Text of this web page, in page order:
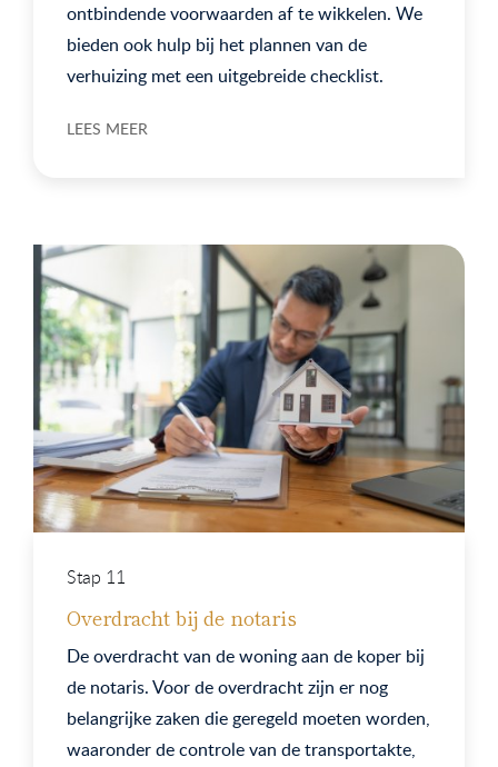
ontbindende voorwaarden af te wikkelen. We
bieden ook hulp bij het plannen van de
verhuizing met een uitgebreide checklist.
LEES MEER
Stap 11
Overdracht bij de notaris
De overdracht van de woning aan de koper bij
de notaris. Voor de overdracht zijn er nog
belangrijke zaken die geregeld moeten worden,
waaronder de controle van de transportakte,